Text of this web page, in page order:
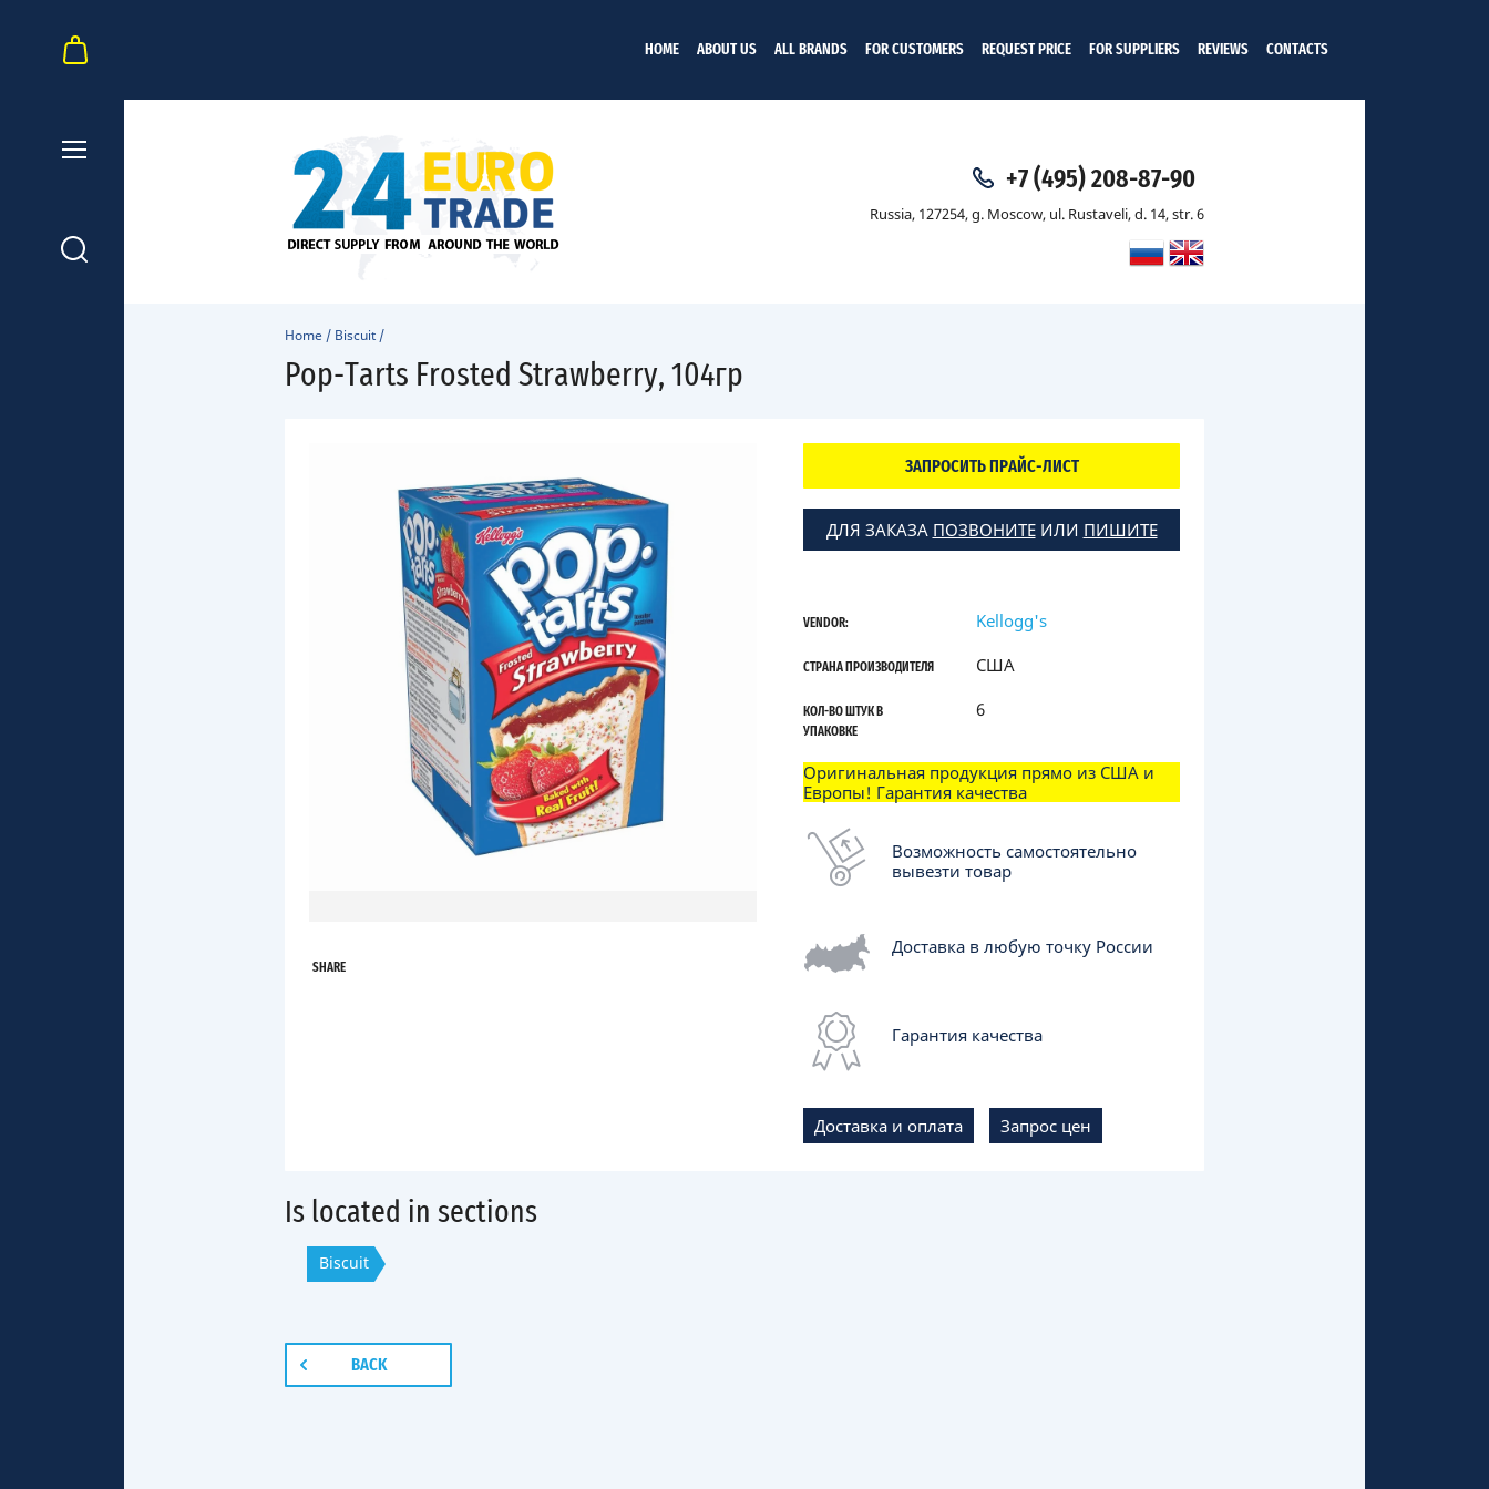
HOME ABOUT US ALL BRANDS FOR CUSTOMERS REQUEST PRICE FOR SUPPLIERS REVIEWS CONTACTS
+7 (495) 208-87-90
Russia, 127254, g. Moscow, ul. Rustaveli, d. 14, str. 6
Home / Biscuit /
Pop-Tarts Frosted Strawberry, 104гр
SHARE
ЗАПРОСИТЬ ПРАЙС-ЛИСТ
ДЛЯ ЗАКАЗА ПОЗВОНИТЕИЛИ ПИШИТЕ
VENDOR: Kellogg's
СТРАНА ПРОИЗВОДИТЕЛЯ США
КОЛ-ВО ШТУК В
УПАКОВКЕ
6
Оригинальная продукция прямо из США и
Европы! Гарантия качества
Возможность самостоятельно
вывезти товар
Доставка в любую точку России
Гарантия качества
Доставка и оплата Запрос цен
Is located in sections
Biscuit
BACK